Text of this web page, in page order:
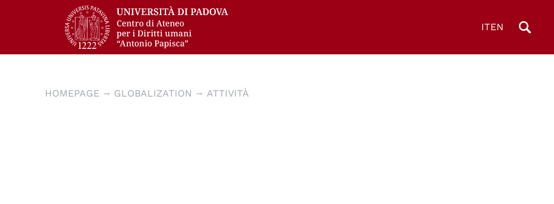
ITEN
HOMEPAGE GLOBALIZATION ATTIVITÀ